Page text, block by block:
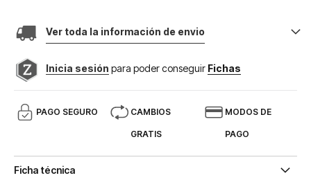
Ver toda la información de envio
Inicia sesión para poder conseguir Fichas
PAGO SEGURO CAMBIOS
GRATIS
MODOS DE
PAGO
Ficha técnica